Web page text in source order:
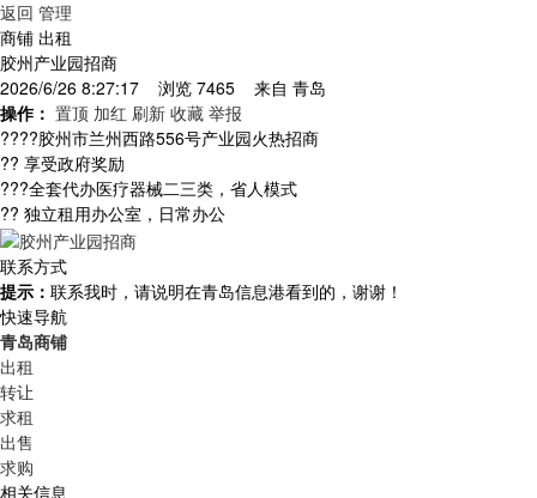
返回 管理
商铺 出租
胶州产业园招商
2026/6/26 8:27:17 浏览 7465 来自 青岛
操作： 置顶 加红 刷新 收藏 举报
????胶州市兰州西路556号产业园火热招商
?? 享受政府奖励
???全套代办医疗器械二三类，省人模式
?? 独立租用办公室，日常办公
联系方式
提示： 联系我时，请说明在青岛信息港看到的，谢谢！
快速导航
青岛商铺
出租
转让
求租
出售
求购
相关信息